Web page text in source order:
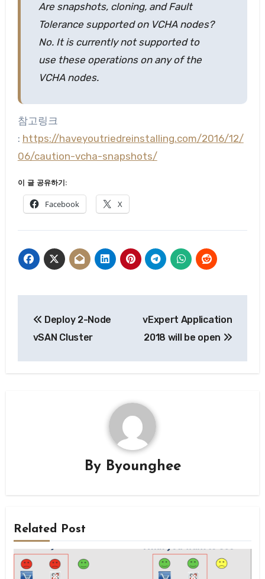
Are snapshots, cloning, and Fault
Tolerance supported on VCHA nodes?
No. It is currently not supported to
use these operations on any of the
VCHA nodes.
참고링크
: https://haveyoutriedreinstalling.com/2016/12/
06/caution-vcha-snapshots/
이 글 공유하기:
Facebook X
탐
Deploy 2-Node
vSAN Cluster
vExpert Application
2018 will be open
By Byounghee
Related Post